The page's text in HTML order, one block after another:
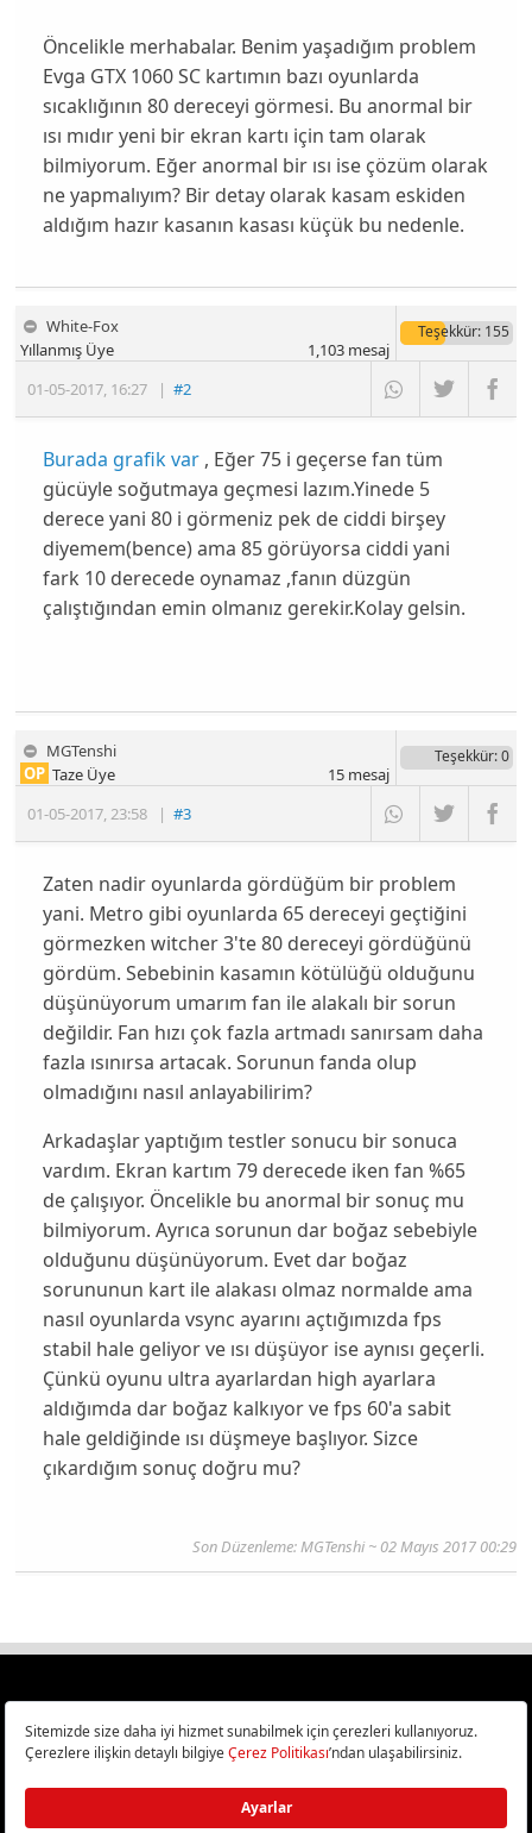
Öncelikle merhabalar. Benim yaşadığım problem
Evga GTX 1060 SC kartımın bazı oyunlarda
sıcaklığının 80 dereceyi görmesi. Bu anormal bir
ısı mıdır yeni bir ekran kartı için tam olarak
bilmiyorum. Eğer anormal bir ısı ise çözüm olarak
ne yapmalıyım? Bir detay olarak kasam eskiden
aldığım hazır kasanın kasası küçük bu nedenle.
White-Fox
01-05-2017, 16:27 |#2
Yıllanmış Üye
Teşekkür: 155
1,103mesaj
Burada grafik var, Eğer 75 i geçerse fan tüm
gücüyle soğutmaya geçmesi lazım.Yinede 5
derece yani 80 i görmeniz pek de ciddi birşey
diyemem(bence) ama 85 görüyorsa ciddi yani
fark 10 derecede oynamaz ,fanın düzgün
çalıştığından emin olmanız gerekir.Kolay gelsin.
MGTenshi
01-05-2017,23:58 |#3
OP Taze Üye
Teşekkür: 0
15mesaj
Zaten nadir oyunlarda gördüğüm bir problem
yani. Metro gibi oyunlarda 65 dereceyi geçtiğini
görmezken witcher 3'te 80 dereceyi gördüğünü
gördüm. Sebebinin kasamın kötülüğü olduğunu
düşünüyorum umarım fan ile alakalı bir sorun
değildir. Fan hızı çok fazla artmadı sanırsam daha
fazla ısınırsa artacak. Sorunun fanda olup
olmadığını nasıl anlayabilirim?
Arkadaşlar yaptığım testler sonucu bir sonuca
vardım. Ekran kartım 79 derecede iken fan %65
de çalışıyor. Öncelikle bu anormal bir sonuç mu
bilmiyorum. Ayrıca sorunun dar boğaz sebebiyle
olduğunu düşünüyorum. Evet dar boğaz
sorununun kart ile alakası olmaz normalde ama
nasıl oyunlarda vsync ayarını açtığımızda fps
stabil hale geliyor ve ısı düşüyor ise aynısı geçerli.
Çünkü oyunu ultra ayarlardan high ayarlara
aldığımda dar boğaz kalkıyor ve fps 60'a sabit
hale geldiğinde ısı düşmeye başlıyor. Sizce
çıkardığım sonuç doğru mu?
Son Düzenleme: MGTenshi ~ 02 Mayıs 2017 00:29
Türkiye
Bilişim ve Teknoloji Haberleri CHIP Online’da!